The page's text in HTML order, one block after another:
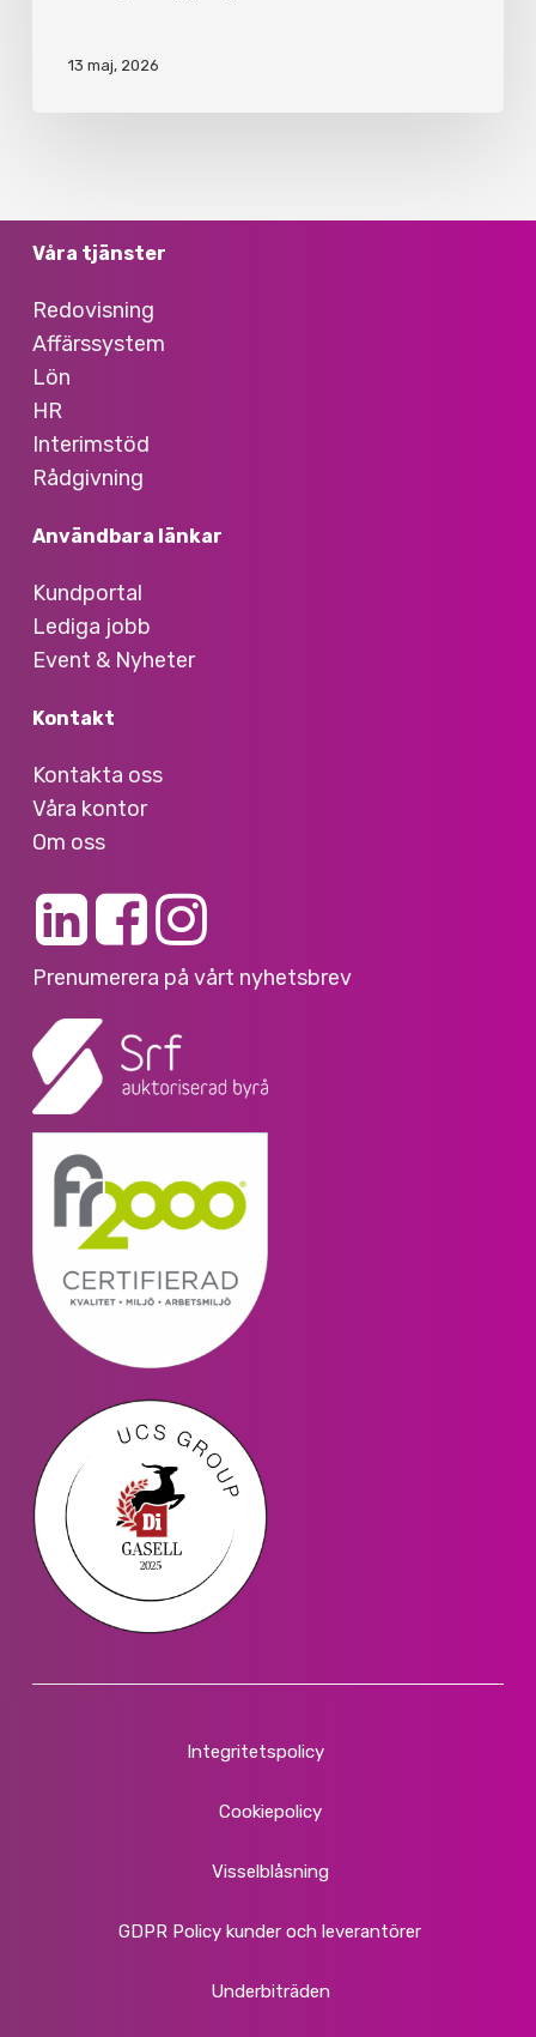
13 maj, 2026
Våra tjänster
Redovisning
Affärssystem
Lön
HR
Interimstöd
Rådgivning
Användbara länkar
Kundportal
Lediga jobb
Event & Nyheter
Kontakt
Kontakta oss
Våra kontor
Om oss
Prenumerera på vårt nyhetsbrev
Integritetspolicy
Cookiepolicy
Visselblåsning
GDPR Policy kunder och leverantörer
Underbiträden